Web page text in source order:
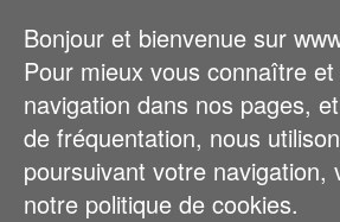
Bonjour et bienvenue sur
Pour mieux vous connaître
navigation dans nos pages,
de fréquentation, nous
poursuivant votre navigation,
notre politique de cookies.